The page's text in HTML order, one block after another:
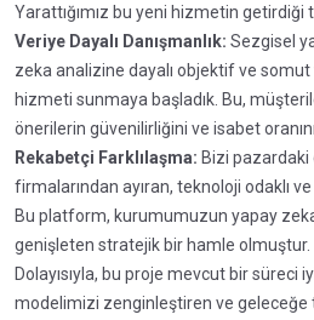
Yarattığımız bu yeni hizmetin getirdiği
Veriye Dayalı Danışmanlık: Sezgisel
zeka analizine dayalı objektif ve somut
hizmeti sunmaya başladık. Bu,
önerilerin güvenilirliğini ve isabet oranını
Rekabetçi Farklılaşma: Bizi pazardaki
firmalarından ayıran, teknoloji odaklı
Bu platform, kurumumuzun yapay
genişleten stratejik bir hamle olmuştur.
Dolayısıyla, bu proje mevcut bir süreci
modelimizi zenginleştiren ve geleceğe